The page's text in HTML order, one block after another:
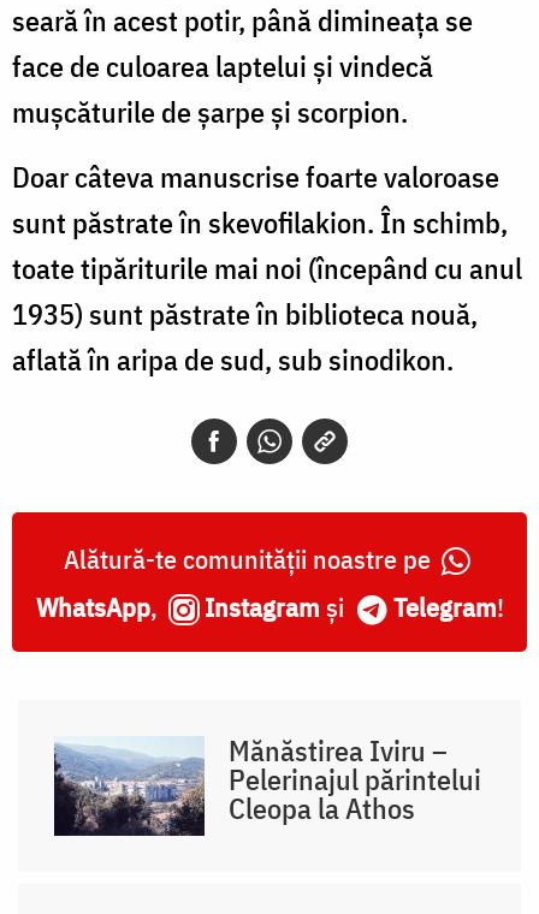
seară în acest potir, până dimineața se
face de culoarea laptelui și vindecă
mușcăturile de șarpe și scorpion.
Doar câteva manuscrise foarte valoroase
sunt păstrate în skevofilakion. În schimb,
toate tipăriturile mai noi (începând cu anul
1935) sunt păstrate în biblioteca nouă,
aflată în aripa de sud, sub sinodikon.
Alătură-te comunității noastre pe
WhatsApp, Instagram și Telegram!
Mănăstirea Iviru –
Pelerinajul părintelui
Cleopa la Athos